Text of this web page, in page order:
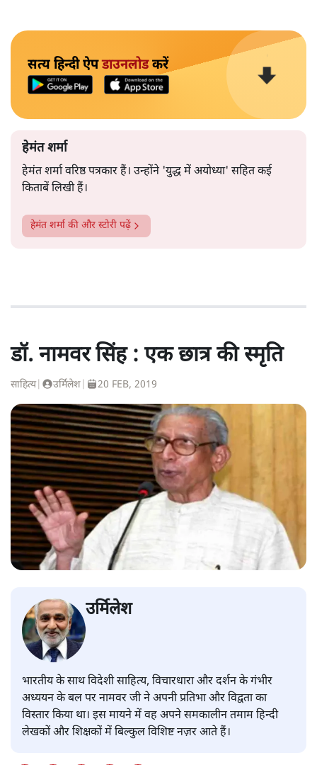
सत्य हिन्दी ऐपडाउनलोडकरें
हेमंत शर्मा
हेमंत शर्मा वरिष्ठ पत्रकार हैं। उन्होंने 'युद्ध में अयोध्या' सहित कई
किताबें लिखी हैं।
हेमंत शर्मा की और स्टोरी पढ़ें
डॉ. नामवर सिंह : एक छात्र की स्मृति
साहित्य| उर्मिलेश 20 FEB, 2019
उर्मिलेश
भारतीय के साथ विदेशी साहित्य, विचारधारा और दर्शन के गंभीर
अध्ययन के बल पर नामवर जी ने अपनी प्रतिभा और विद्वता का
विस्तार किया था। इस मायने में वह अपने समकालीन तमाम हिन्दी
लेखकों और शिक्षकों में बिल्कुल विशिष्ट नज़र आते हैं।